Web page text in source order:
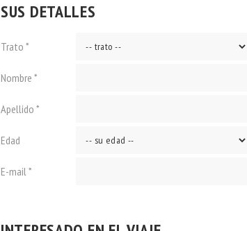
SUS DETALLES
Trato *
Nombre *
Apellido *
Edad
E-mail *